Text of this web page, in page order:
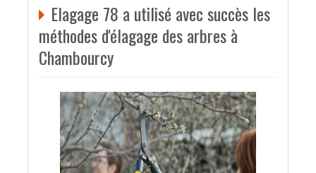
Elagage 78 a utilisé avec succès les
méthodes d'élagage des arbres à
Chambourcy